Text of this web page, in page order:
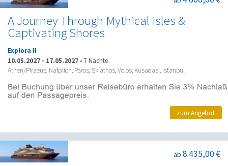
A Journey Through Mythical Isles &
Captivating Shores
Explora II
10.05.2027 - 17.05.2027 • 7 Nächte
Athen/Piraeus, Nafplion, Paros, Skíathos, Volos, Kusadasi, Istanbul
zum Angebot
ab 8.435,00 €